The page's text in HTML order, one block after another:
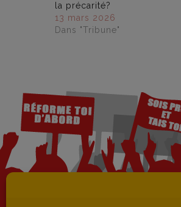
la précarité?
13 mars 2026
Dans "Tribune"